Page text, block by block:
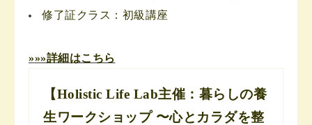
修了証クラス： 初級講座
»»»詳細はこちら
【Holistic Life Lab主催：暮らしの養
生ワークショップ 〜心とカラダを整